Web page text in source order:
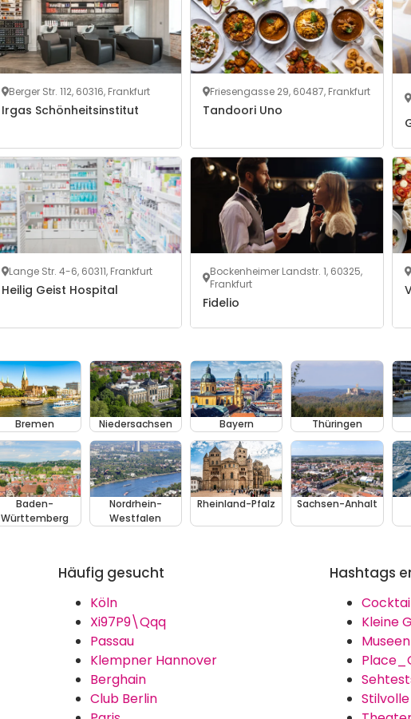
Berger Str. 112, 60316, Frankfurt
Irgas Schönheitsinstitut
Friesengasse 29, 60487, Frankfurt
Tandoori Uno
Lange Str. 4-6, 60311, Frankfurt
Heilig Geist Hospital
Bockenheimer Landstr. 1, 60325,
Frankfurt
Fidelio
Bremen Niedersachsen Bayern Thüringen
Baden-
Württemberg
Nordrhein-
Westfalen
Rheinland-Pfalz Sachsen-Anhalt
Häufig gesucht
Köln
Xi97P9\Qqq
Passau
Klempner Hannover
Berghain
Club Berlin
Hashtags
Kleine